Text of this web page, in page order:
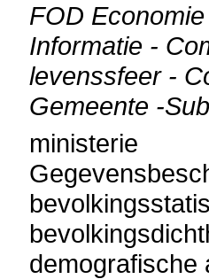
FOD
Informatie -
levenssfeer -
Gemeente -
ministerie
demografische